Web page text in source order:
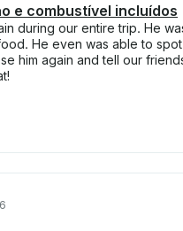
e combustível incluídos
during our entire trip. He
He even was able to
him again and tell our